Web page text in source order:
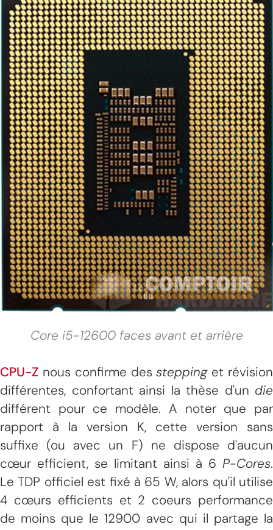
Core i5-12600 faces avant et arrière
CPU-Z nous confirme dessteppinget révision
différentes, confortant ainsi la thèse d'un die
différent pour ce modèle. A noter que par
rapport à la version K, cette version sans
suffixe (ou avec un F) ne dispose d'aucun
cœur efficient, se limitant ainsi à 6 P-Cores.
Le TDP officiel est fixé à 65 W, alors qu'il utilise
4 cœurs efficients et 2 coeurs performance
de moins que le 12900 avec qui il partage la